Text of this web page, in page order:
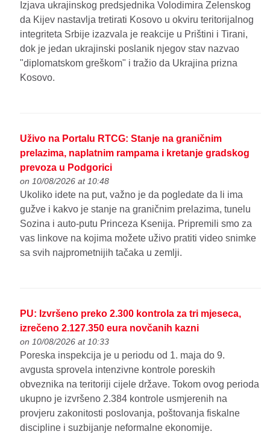
Izjava ukrajinskog predsjednika Volodimira Zelenskog
da Kijev nastavlja tretirati Kosovo u okviru teritorijalnog
integriteta Srbije izazvala je reakcije u Prištini i Tirani,
dok je jedan ukrajinski poslanik njegov stav nazvao
"diplomatskom greškom" i tražio da Ukrajina prizna
Kosovo.
Uživo na Portalu RTCG: Stanje na graničnim
prelazima, naplatnim rampama i kretanje gradskog
prevoza u Podgorici
on 10/08/2026 at 10:48
Ukoliko idete na put, važno je da pogledate da li ima
gužve i kakvo je stanje na graničnim prelazima, tunelu
Sozina i auto-putu Princeza Ksenija. Pripremili smo za
vas linkove na kojima možete uživo pratiti video snimke
sa svih najprometnijih tačaka u zemlji.
PU: Izvršeno preko 2.300 kontrola za tri mjeseca,
izrečeno 2.127.350 eura novčanih kazni
on 10/08/2026 at 10:33
Poreska inspekcija je u periodu od 1. maja do 9.
avgusta sprovela intenzivne kontrole poreskih
obveznika na teritoriji cijele države. Tokom ovog perioda
ukupno je izvršeno 2.384 kontrole usmjerenih na
provjeru zakonitosti poslovanja, poštovanja fiskalne
discipline i suzbijanje neformalne ekonomije.